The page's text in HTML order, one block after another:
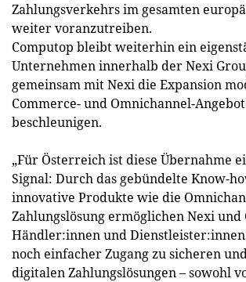
Zahlungsverkehrs im gesamten
weiter voranzutreiben.
Computop bleibt weiterhin ein
Unternehmen innerhalb der Nexi
gemeinsam mit Nexi die Expansion
Commerce- und Omnichannel-
beschleunigen.
„Für Österreich ist diese Übernahme
Signal: Durch das gebündelte Know-
innovative Produkte wie die
Zahlungslösung ermöglichen Nexi und
Händler:innen und
noch einfacher Zugang zu sicheren
digitalen Zahlungslösungen – sowohl